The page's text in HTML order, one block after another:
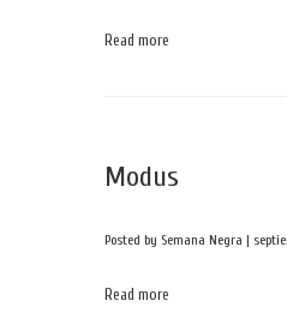
Read more
Modus
Posted by Semana Negra |
Read more